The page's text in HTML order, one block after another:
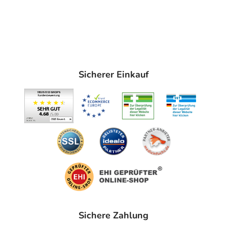
Regelmäßig angewendet lindern sie langfristig mentale
Anspannungen, fördern einen erholsamen Schlaf und
stärken das Immunsystem.
Sie dienen auch der Schmerzlinderung, indem
Verspannungen, Blockaden oder Verklebungen
(Faszien) effektiv gelöst werden.
Sie können darüber hinaus die Selbstheilungskräfte des
Körpers aktivieren, indem durch gezielte Berührung die
Durchblutung massiv gefördert und der Lymphfluss
angeregt wird. Das hilft dem Körper, Entzündungsstoffe
Massagen sind so ein nachhaltiger, nebenwirkungsfreier
Sicherer Einkauf
Sichere Zahlung